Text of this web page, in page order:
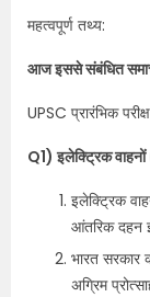
महत्वपूर्ण तथ्य:
आज इससे संबंधित
UPSC प्रारंभिक
Q1) इलेक्ट्रिक
इलेक्ट्रिक
आंतरिक दहन
भारत सरकार
अग्रिम